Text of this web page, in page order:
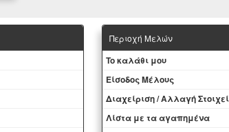
Περιοχή Mελών
To καλάθι μου
Eίσοδος Μέλους
Διαχείριση / Aλλαγή
Λίστα με τα αγαπημένα